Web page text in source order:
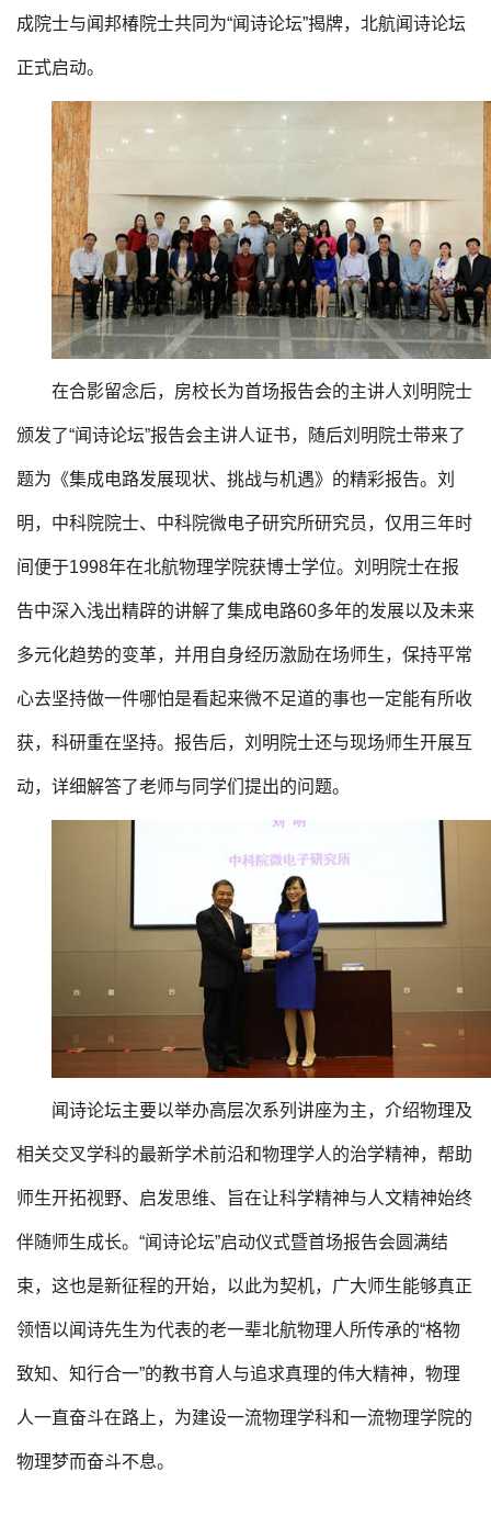
成院士与闻邦椿院士共同为“闻诗论坛”揭牌，北航闻诗论坛
正式启动。
在合影留念后，房校长为首场报告会的主讲人刘明院士
颁发了“闻诗论坛”报告会主讲人证书，随后刘明院士带来了
题为《集成电路发展现状、挑战与机遇》的精彩报告。刘
明，中科院院士、中科院微电子研究所研究员，仅用三年时
间便于1998年在北航物理学院获博士学位。刘明院士在报
告中深入浅出精辟的讲解了集成电路60多年的发展以及未来
多元化趋势的变革，并用自身经历激励在场师生，保持平常
心去坚持做一件哪怕是看起来微不足道的事也一定能有所收
获，科研重在坚持。报告后，刘明院士还与现场师生开展互
动，详细解答了老师与同学们提出的问题。
闻诗论坛主要以举办高层次系列讲座为主，介绍物理及
相关交叉学科的最新学术前沿和物理学人的治学精神，帮助
师生开拓视野、启发思维、旨在让科学精神与人文精神始终
伴随师生成长。“闻诗论坛”启动仪式暨首场报告会圆满结
束，这也是新征程的开始，以此为契机，广大师生能够真正
领悟以闻诗先生为代表的老一辈北航物理人所传承的“格物
致知、知行合一”的教书育人与追求真理的伟大精神，物理
人一直奋斗在路上，为建设一流物理学科和一流物理学院的
物理梦而奋斗不息。